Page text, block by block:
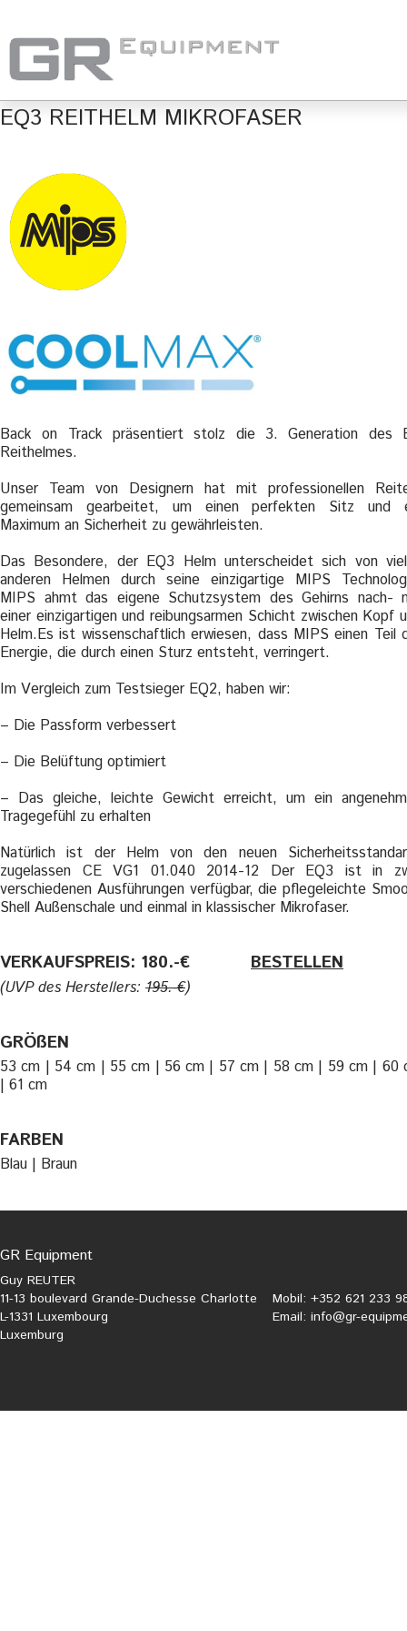
EQ3 REITHELM MIKROFASER
Back on Track präsentiert stolz die 3. Generation des
Reithelmes.
Unser Team von Designern hat mit professionellen
gemeinsam gearbeitet, um einen perfekten Sitz und
Maximum an Sicherheit zu gewährleisten.
Das Besondere, der EQ3 Helm unterscheidet sich von
anderen Helmen durch seine einzigartige MIPS
MIPS ahmt das eigene Schutzsystem des Gehirns nach-
einer einzigartigen und reibungsarmen Schicht zwischen Kopf
Helm.Es ist wissenschaftlich erwiesen, dass MIPS einen Teil
Energie, die durch einen Sturz entsteht, verringert.
Im Vergleich zum Testsieger EQ2, haben wir:
– Die Passform verbessert
– Die Belüftung optimiert
– Das gleiche, leichte Gewicht erreicht, um ein
Tragegefühl zu erhalten
Natürlich ist der Helm von den neuen
zugelassen CE VG1 01.040 2014-12 Der EQ3 ist in
verschiedenen Ausführungen verfügbar, die pflegeleichte
Shell Außenschale und einmal in klassischer Mikrofaser.
VERKAUFSPREIS: 180.-€ BESTELLEN
(UVP des Herstellers: 195.-€)
GRÖßEN
53 cm | 54 cm | 55 cm | 56 cm | 57 cm | 58 cm | 59 cm | 60
| 61 cm
FARBEN
Blau | Braun
GR Equipment
Guy REUTER
11-13 boulevard Grande-Duchesse Charlotte
L-1331 Luxembourg
Luxemburg
Mobil: +352 621 233
Email: info@gr-